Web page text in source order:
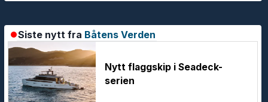
Siste nytt fra Båtens Verden
Nytt flaggskip i Seadeck-
serien